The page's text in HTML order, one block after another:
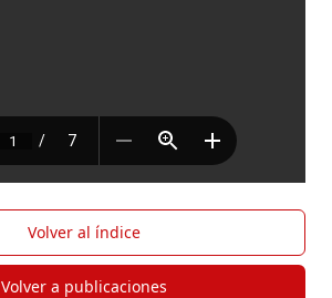
Volver al índice
Volver a publicaciones